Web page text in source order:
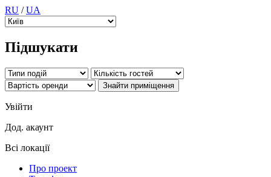
RU /UA
Підшукати
Увійти
Дод. акаунт
Всі локації
Про проект